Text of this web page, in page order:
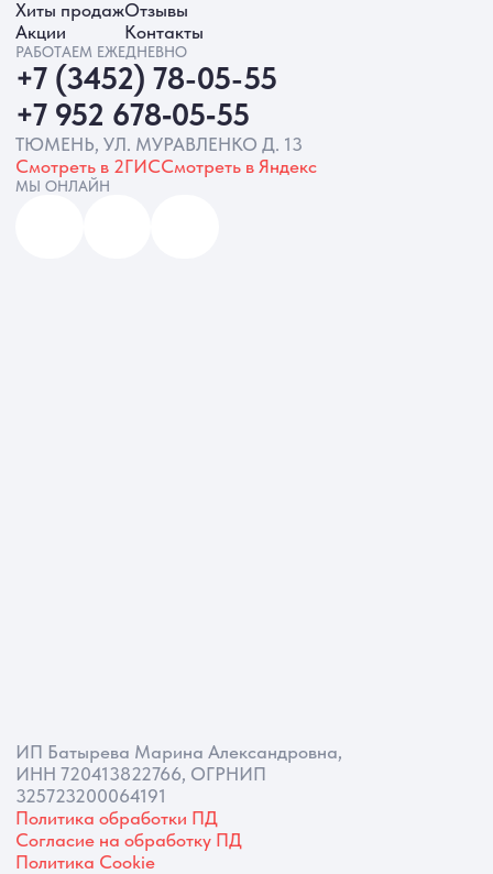
ИП Батырева Марина Александровна,
ИНН 720413822766, ОГРНИП
325723200064191
Политика обработки ПД
Согласие на обработку ПД
Политика Cookie
Согласие на рекламную рассылку
Разработка сайта